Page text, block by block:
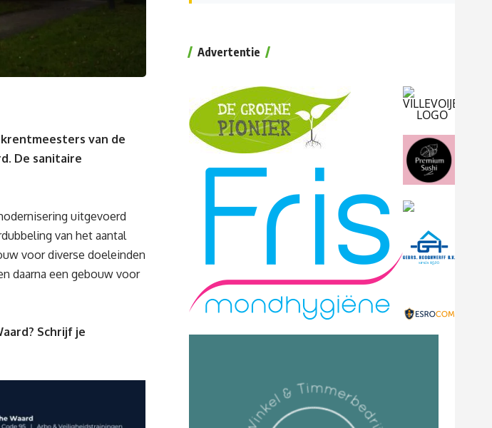
van de
De sanitaire
uitgevoerd
van het aantal
voor diverse doeleinden
daarna een gebouw voor
Schrijf je
Advertentie